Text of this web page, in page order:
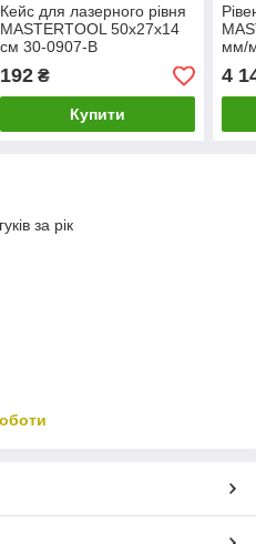
Кейс для лазерного рівня
MASTERTOOL 50х27х14
см 30-0907-B
192₴
Купити
мм/
4
за рік